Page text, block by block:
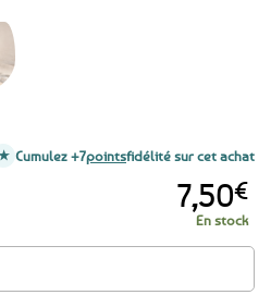
7,50€
En stock
douche à la Vanille ambrée de Bretagne
Cumulez +7pointsfidélité sur cet achat